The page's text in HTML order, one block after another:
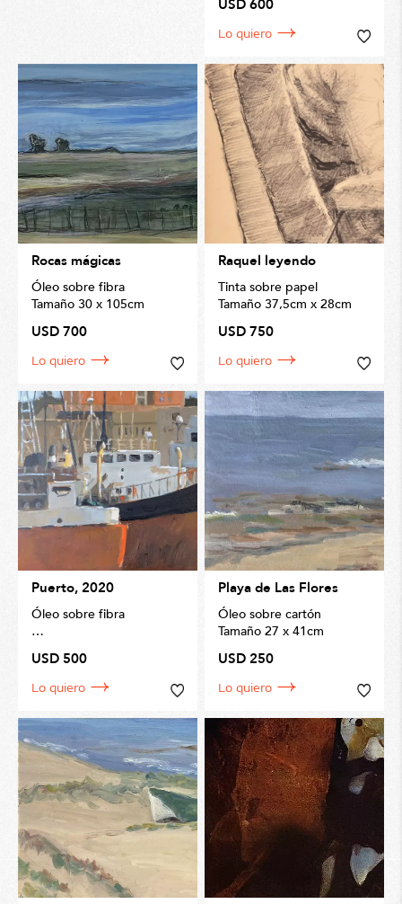
USD 600
Lo quiero
Rocas mágicas
Óleo sobre fibra
Tamaño 30 x 105cm
USD 700
Lo quiero
Raquel leyendo
Tinta sobre papel
Tamaño 37,5cm x 28cm
USD 750
Lo quiero
Puerto, 2020
Óleo sobre fibra
USD 500
Lo quiero
Playa de Las Flores
Óleo sobre cartón
Tamaño 27 x 41cm
USD 250
Lo quiero